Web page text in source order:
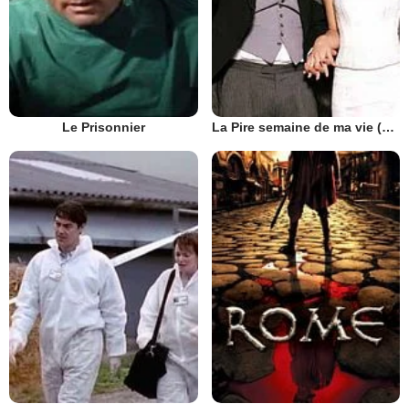
Le Prisonnier La Pire semaine de ma vie (UK)